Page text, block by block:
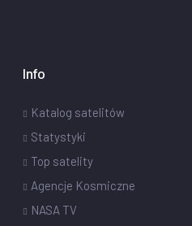
Info
Katalog satelitów
Statystyki
Top satelity
Agencje Kosmiczne
NASA TV